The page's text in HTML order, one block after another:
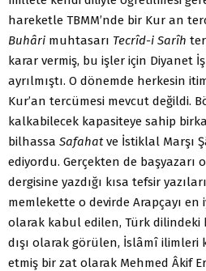
hareketle TBMM’nde bir Kur an
Buhâri muhtasarı Tecrîd-i Sarîh
karar vermiş, bu işler için Diyanet
ayrılmıştı. O dönemde herkesin
Kur’an tercümesi mevcut değildi.
kalkabilecek kapasiteye sahip
bilhassa Safahatve İstiklal Marşı
ediyordu. Gerçekten de başyazarı
dergisine yazdığı kısa tefsir
memlekette o devirde Arapçayı
olarak kabul edilen, Türk dilindeki
dışı olarak görülen, İslâmî
etmiş bir zat olarak Mehmed Âkif